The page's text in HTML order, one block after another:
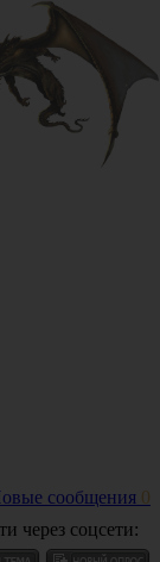
сообщения 0
через соцсети: